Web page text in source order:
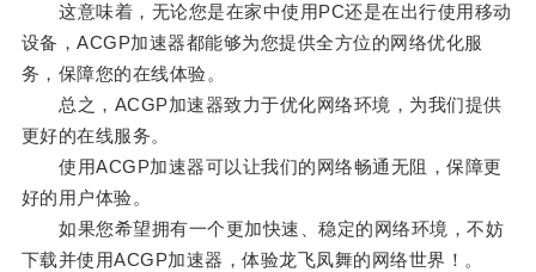
这意味着，无论您是在家中使用PC还是在出行使用移动
设备，ACGP加速器都能够为您提供全方位的网络优化服
务，保障您的在线体验。
总之，ACGP加速器致力于优化网络环境，为我们提供
更好的在线服务。
使用ACGP加速器可以让我们的网络畅通无阻，保障更
好的用户体验。
如果您希望拥有一个更加快速、稳定的网络环境，不妨
下载并使用ACGP加速器，体验龙飞凤舞的网络世界！。